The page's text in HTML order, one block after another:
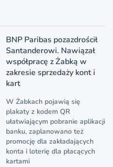
BNP Paribas pozazdrościł
Santanderowi. Nawiązał
współpracę z Żabką w
zakresie sprzedaży kont i
kart
W Żabkach pojawią się
plakaty z kodem QR
ułatwiającym pobranie aplikacji
banku, zaplanowano też
promocję dla zakładających
konta i loterię dla płacących
kartami